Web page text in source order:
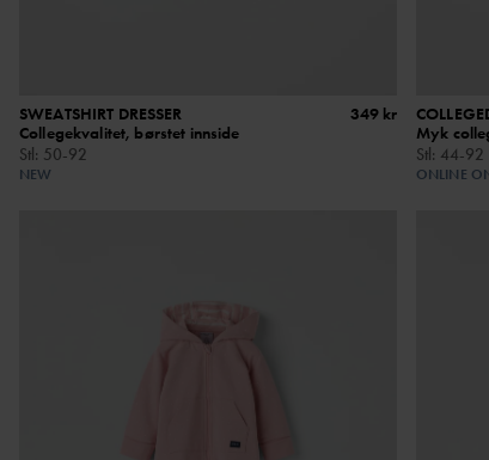
SWEATSHIRT DRESSER
Collegekvalitet, børstet innside
Stl: 50-92
NEW
349 kr
Myk
Stl: 44-92
ONLINE